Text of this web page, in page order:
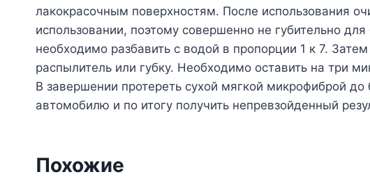
лакокрасочным поверхностям. После использования
использовании, поэтому совершенно не губительно
необходимо разбавить с водой в пропорции 1 к 7.
распылитель или губку. Необходимо оставить на три
В завершении протереть сухой мягкой микрофиброй
автомобилю и по итогу получить непревзойденный
Похожие